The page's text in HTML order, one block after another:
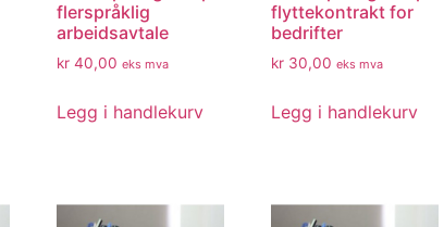
flerspråklig
arbeidsavtale
kr 40,00 eks mva
Legg i handlekurv
flyttekontrakt for
bedrifter
kr 30,00 eks mva
Legg i handlekurv